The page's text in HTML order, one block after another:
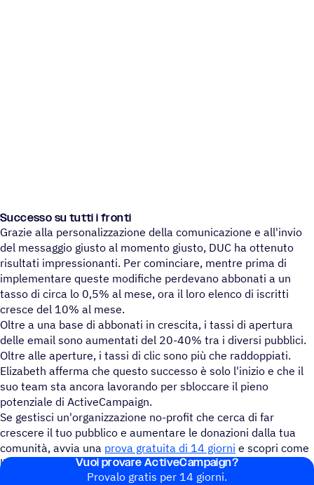
Successo su tutti i fronti
Grazie alla personalizzazione della comunicazione e all'invio
del messaggio giusto al momento giusto, DUC ha ottenuto
risultati impressionanti. Per cominciare, mentre prima di
implementare queste modifiche perdevano abbonati a un
tasso di circa lo 0,5% al mese, ora il loro elenco di iscritti
cresce del 10% al mese.
Oltre a una base di abbonati in crescita, i tassi di apertura
delle email sono aumentati del 20-40% tra i diversi pubblici.
Oltre alle aperture, i tassi di clic sono più che raddoppiati.
Elizabeth afferma che questo successo è solo l'inizio e che il
suo team sta ancora lavorando per sbloccare il pieno
potenziale di ActiveCampaign.
Se gestisci un'organizzazione no-profit che cerca di far
crescere il tuo pubblico e aumentare le donazioni dalla tua
comunità, avvia una prova gratuita di 14 giorni e scopri come
l'automazione di ActiveCampaign può aiutarti!
Vuoi provare ActiveCampaign?
Provalo gratis per 14 giorni.